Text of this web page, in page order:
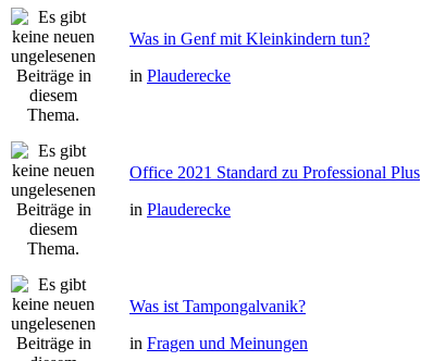
Was in Genf mit Kleinkindern tun?
in Plauderecke
Office 2021 Standard zu Professional Plus
in Plauderecke
Was ist Tampongalvanik?
in Fragen und Meinungen